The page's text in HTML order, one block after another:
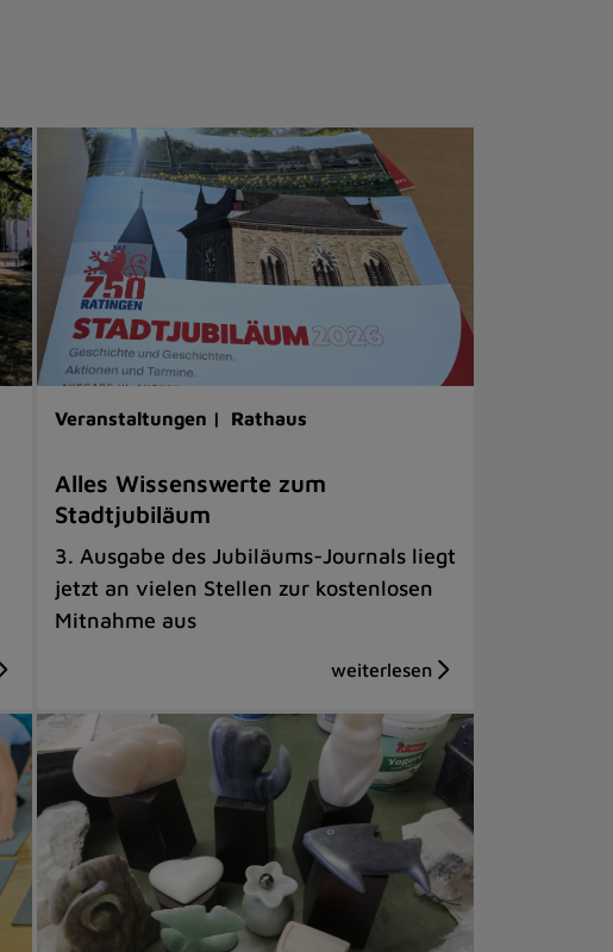
Veranstaltungen | Rathaus
Alles Wissenswerte zum
Stadtjubiläum
3. Ausgabe des Jubiläums-Journals liegt
jetzt an vielen Stellen zur kostenlosen
Mitnahme aus